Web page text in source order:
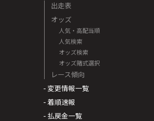
出走表
オッズ
人気・高配当順
人気検索
オッズ検索
オッズ賭式選択
レース傾向
- 変更情報一覧
- 着順速報
- 払戻金一覧